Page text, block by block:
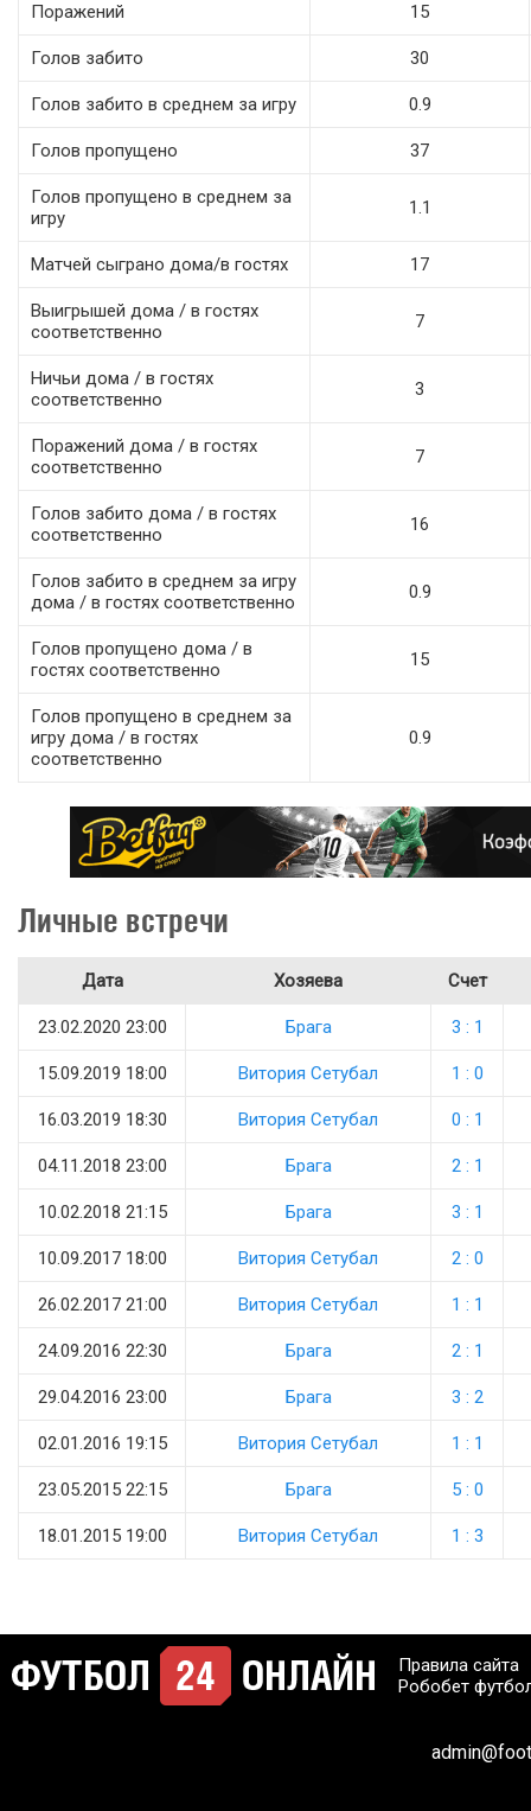
Поражений 15
Голов забито 30
Голов забито в среднем за игру 0.9
Голов пропущено 37
Голов пропущено в среднем за
игру
1.1
Матчей сыграно дома/в гостях 17
Выигрышей дома / в гостях
соответственно
7
Ничьи дома / в гостях
соответственно
3
Поражений дома / в гостях
соответственно
7
Голов забито дома / в гостях
соответственно
16
Голов забито в среднем за игру
дома / в гостях соответственно
0.9
Голов пропущено дома / в
гостях соответственно
15
Голов пропущено в среднем за
игру дома / в гостях
соответственно
0.9
Личные встречи
Дата Хозяева Счет
23.02.2020 23:00 Брага 3 : 1
15.09.2019 18:00 Витория Сетубал 1 : 0
16.03.2019 18:30 Витория Сетубал 0 : 1
04.11.2018 23:00 Брага 2 : 1
10.02.2018 21:15 Брага 3 : 1
10.09.2017 18:00 Витория Сетубал 2 : 0
26.02.2017 21:00 Витория Сетубал 1 : 1
24.09.2016 22:30 Брага 2 : 1
29.04.2016 23:00 Брага 3 : 2
02.01.2016 19:15 Витория Сетубал 1 : 1
23.05.2015 22:15 Брага 5 : 0
18.01.2015 19:00 Витория Сетубал 1 : 3
Правила сайта
Робобет